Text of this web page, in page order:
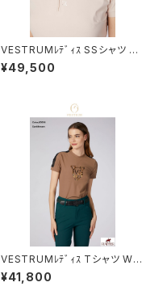
VESTRUMﾚﾃﾞｨｽ SSシャツ W
633760002
¥49,500
VESTRUMﾚﾃﾞｨｽ Tシャツ W6
33960002
¥41,800